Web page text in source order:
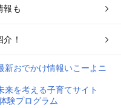
報も
！